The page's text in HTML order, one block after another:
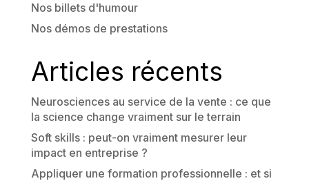
Nos billets d'humour
Nos démos de prestations
Articles récents
Neurosciences au service de la vente : ce que
la science change vraiment sur le terrain
Soft skills : peut-on vraiment mesurer leur
impact en entreprise ?
Appliquer une formation professionnelle : et si